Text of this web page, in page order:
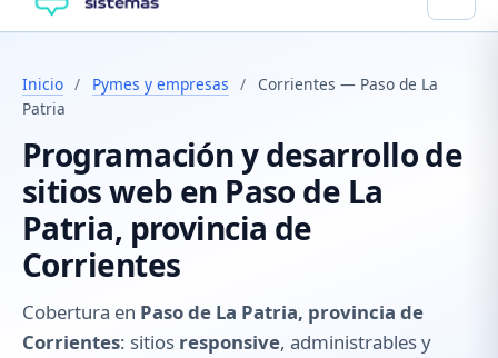
Inicio / Pymes y empresas /
Corrientes — Paso de La
Patria
Programación y desarrollo de
sitios web en Paso de La
Patria, provincia de
Corrientes
Cobertura en Paso de La Patria, provincia de
Corrientes: sitios responsive, administrables y